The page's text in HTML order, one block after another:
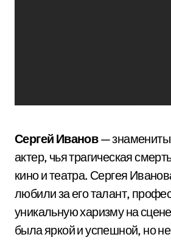
Сергей Иванов—
актер, чья трагическая
кино и театра. Сергея
любили за его талант,
уникальную харизму на
была яркой и успешной, но